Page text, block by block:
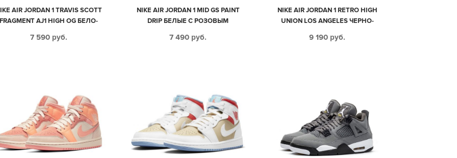
AIR JORDAN 1 TRAVIS SCOTT
AJ1 HIGH OG БЕЛО-
МУЖСКИЕ (40-44)
7 590 руб.
NIKE AIR JORDAN 1 MID GS PAINT
DRIP БЕЛЫЕ С РОЗОВЫМ
7 490 руб.
NIKE AIR JORDAN 1 RETRO HIGH
UNION LOS ANGELES ЧЕРНО-
МУЖСКИЕ-ЖЕНСКИЕ (35-44)
9 190 руб.